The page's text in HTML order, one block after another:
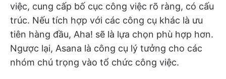
việc, cung cấp bố cục công việc rõ ràng, có cấu
trúc. Nếu tích hợp với các công cụ khác là ưu
tiên hàng đầu, Aha! sẽ là lựa chọn phù hợp hơn.
Ngược lại, Asana là công cụ lý tưởng cho các
nhóm chú trọng vào tổ chức công việc.